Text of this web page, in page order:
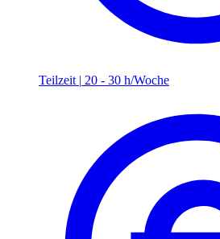
Teilzeit | 20 - 30 h/Woche